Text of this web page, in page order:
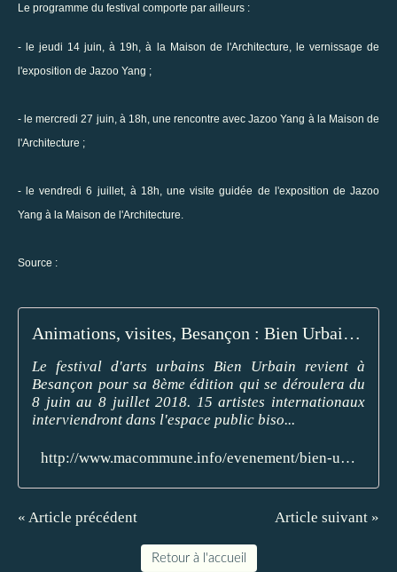
Le programme du festival comporte par ailleurs :
- le jeudi 14 juin, à 19h, à la Maison de l'Architecture, le vernissage de
l'exposition de Jazoo Yang ;
- le mercredi 27 juin, à 18h, une rencontre avec Jazoo Yang à la Maison de
l'Architecture ;
- le vendredi 6 juillet, à 18h, une visite guidée de l'exposition de Jazoo
Yang à la Maison de l'Architecture.
Source :
Animations, visites, Besançon : Bien Urbain : le programme complet du festival ! actualité Besançon Franche-Comté
Le festival d'arts urbains Bien Urbain revient à
Besançon pour sa 8ème édition qui se déroulera du
8 juin au 8 juillet 2018. 15 artistes internationaux
interviendront dans l'espace public biso...
http://www.macommune.info/evenement/bien-urbain-le-programme-complet-du-festival-181894
« Article précédent Article suivant »
Retour à l'accueil